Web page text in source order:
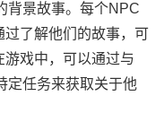
背景故事。每个NPC
了解他们的故事，可
戏中，可以通过与
定任务来获取关于他